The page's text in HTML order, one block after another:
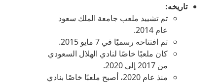
تاريخه:
تم تشييد ملعب جامعة الملك سعود
عام 2014.
تم افتتاحه رسميًا في 7 مايو 2015.
كان ملعبًا خاصًا لنادي الهلال السعودي
من 2017 إلى 2020.
منذ عام 2020، أصبح ملعبًا خاصًا بنادي